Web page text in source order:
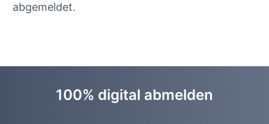
abgemeldet.
100% digital abmelden